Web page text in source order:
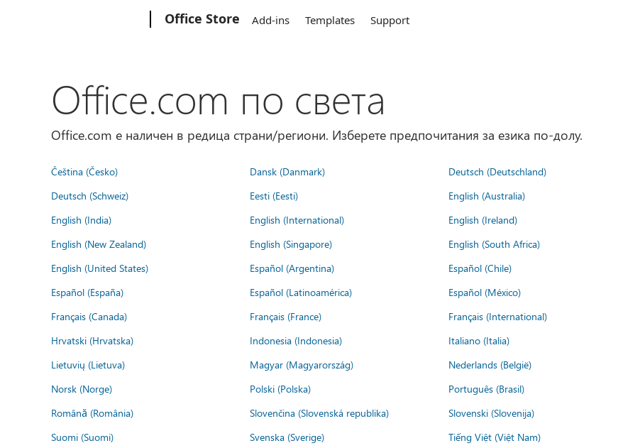
Office Store Add-ins Templates Support
Office.com по света
Office.com е наличен в редица страни/региони. Изберете предпочитания за езика по-долу.
Čeština (Česko) Dansk (Danmark) Deutsch (Deutschland)
Deutsch (Schweiz)
Eesti (Eesti) English (Australia)
English (India)
English (International) English (Ireland)
English (New Zealand)
English (Singapore) English (South Africa)
English (United States)
Español (Argentina) Español (Chile)
Español (España)
Español (Latinoamérica) Español (México)
Français (Canada)
Français (France) Français (International)
Hrvatski (Hrvatska)
Indonesia (Indonesia) Italiano (Italia)
Lietuvių (Lietuva)
Magyar (Magyarország) Nederlands (België)
Norsk (Norge)
Polski (Polska) Português (Brasil)
Română (România)
Slovenčina (Slovenská republika) Slovenski (Slovenija)
Suomi (Suomi)
Svenska (Sverige) Tiếng Việt (Việt Nam)